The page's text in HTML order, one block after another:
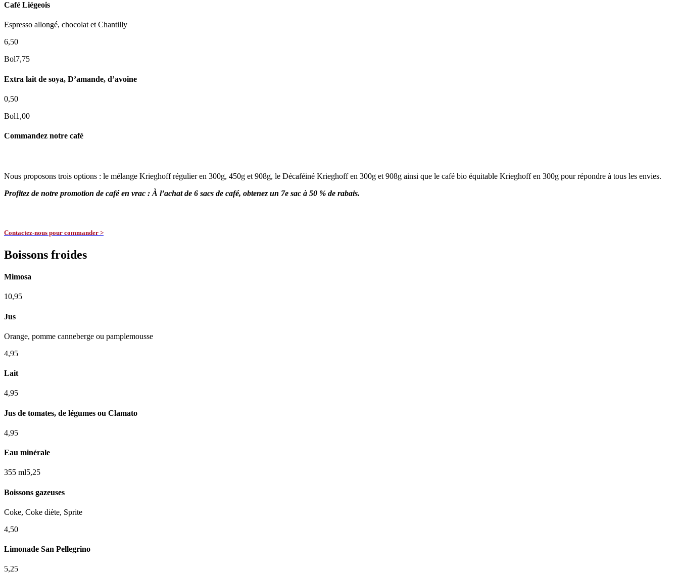
Café Liégeois
Espresso allongé, chocolat et Chantilly
6,50
Bol7,75
Extra lait de soya, D’amande, d’avoine
0,50
Bol1,00
Commandez notre café
Nous proposons trois options : le mélange Krieghoff régulier en 300g, 450g et 908g, le Décaféiné Krieghoff en 300g et 908g ainsi que le café bio équitable Krieghoff en 300g pour répondre à tous les envies.
Profitez de notre promotion de café en vrac : À l’achat de 6 sacs de café, obtenez un 7e sac à 50 % de rabais.
Contactez-nous pour commander >
Boissons froides
Mimosa
10,95
Jus
Orange, pomme canneberge ou pamplemousse
4,95
Lait
4,95
Jus de tomates, de légumes ou Clamato
4,95
Eau minérale
355 ml5,25
Boissons gazeuses
Coke, Coke diète, Sprite
4,50
Limonade San Pellegrino
5,25